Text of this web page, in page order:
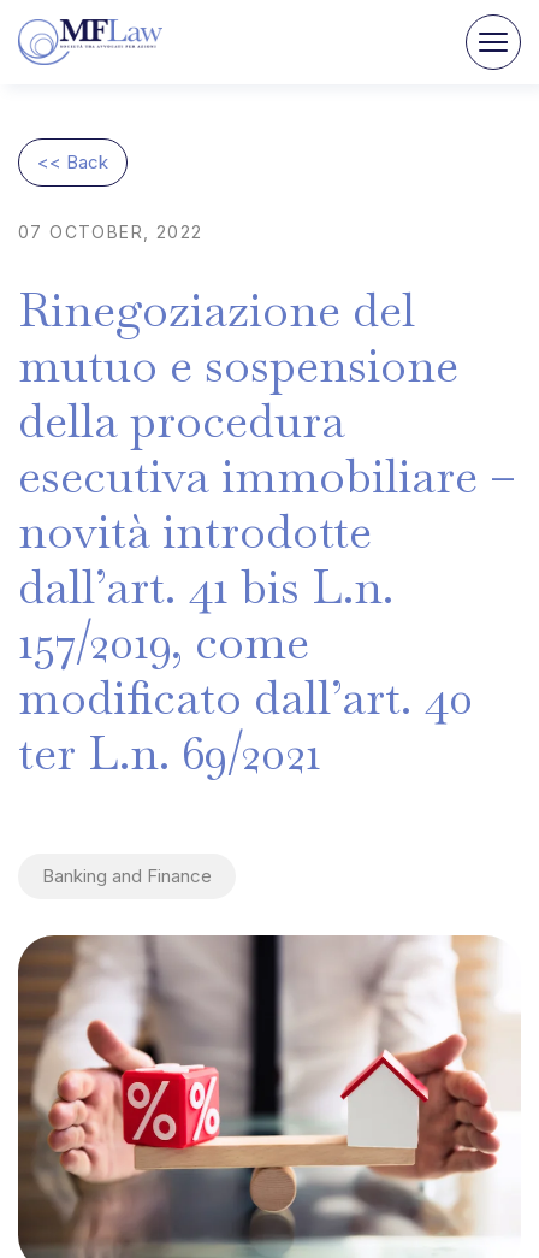
<< Back
07 OCTOBER, 2022
Rinegoziazione del
mutuo e sospensione
dellaprocedura
esecutiva immobiliare –
novità introdotte
dall’art. 41 bis L.n.
157/2019, come
modificato dall’art. 40
ter L.n. 69/2021
Banking and Finance